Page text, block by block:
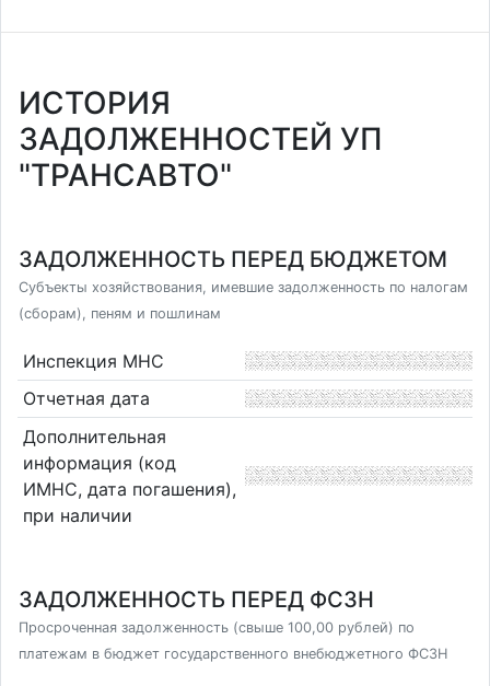
ИСТОРИЯ
ЗАДОЛЖЕННОСТЕЙ УП
"ТРАНСАВТО"
ЗАДОЛЖЕННОСТЬ ПЕРЕД БЮДЖЕТОМ
Субъекты хозяйствования, имевшие задолженность по налогам
(сборам), пеням и пошлинам
Инспекция МНС
Отчетная дата
Дополнительная
информация (код
ИМНС, дата погашения),
при наличии
ЗАДОЛЖЕННОСТЬ ПЕРЕД ФСЗН
Просроченная задолженность (свыше 100,00 рублей) по
платежам в бюджет государственного внебюджетного ФСЗН